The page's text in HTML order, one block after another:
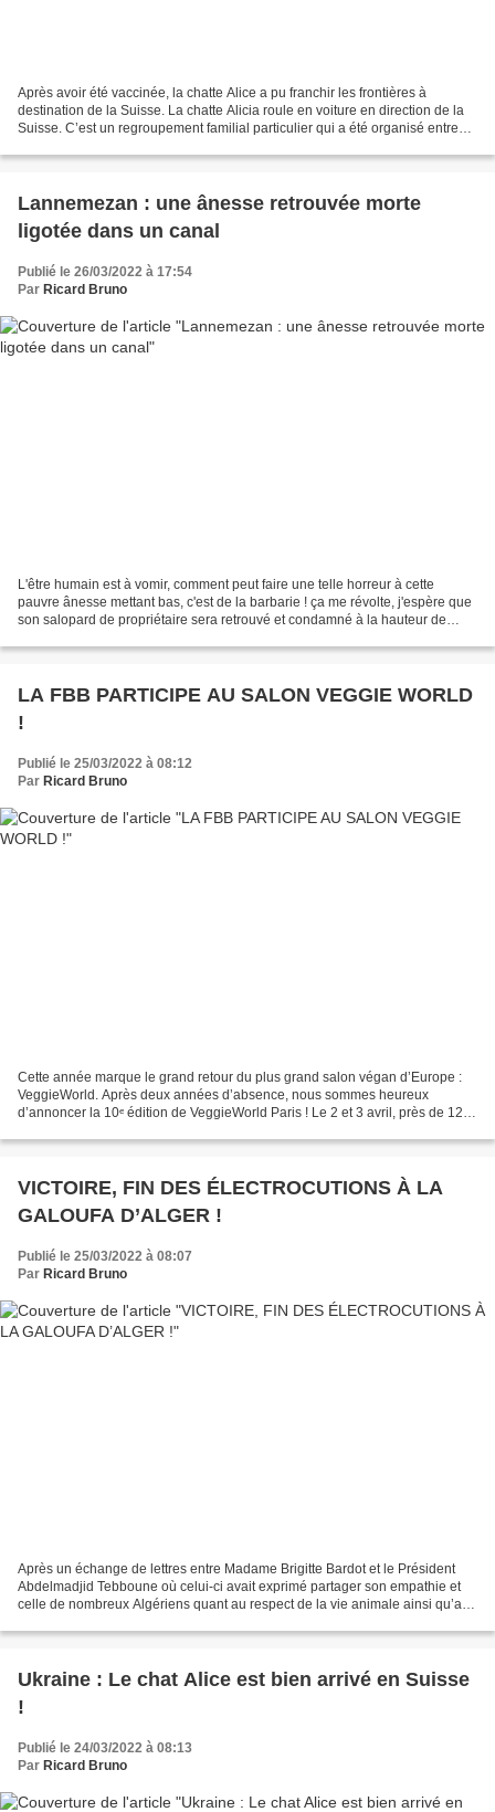
Après avoir été vaccinée, la chatte Alice a pu franchir les frontières à
destination de la Suisse. La chatte Alicia roule en voiture en direction de la
Suisse. C’est un regroupement familial particulier qui a été organisé entre
Lannemezan : une ânesse retrouvée morte
ligotée dans un canal
Publié le 26/03/2022 à 17:54
Par Ricard Bruno
L'être humain est à vomir, comment peut faire une telle horreur à cette
pauvre ânesse mettant bas, c'est de la barbarie ! ça me révolte, j'espère que
son salopard de propriétaire sera retrouvé et condamné à la hauteur de
LA FBB PARTICIPE AU SALON VEGGIE WORLD
!
Publié le 25/03/2022 à 08:12
Par Ricard Bruno
Cette année marque le grand retour du plus grand salon végan d’Europe :
VeggieWorld. Après deux années d’absence, nous sommes heureux
d’annoncer la 10ᵉ édition de VeggieWorld Paris ! Le 2 et 3 avril, près de 120
VICTOIRE, FIN DES ÉLECTROCUTIONS À LA
GALOUFA D’ALGER !
Publié le 25/03/2022 à 08:07
Par Ricard Bruno
Après un échange de lettres entre Madame Brigitte Bardot et le Président
Abdelmadjid Tebboune où celui-ci avait exprimé partager son empathie et
celle de nombreux Algériens quant au respect de la vie animale ainsi qu’au
Ukraine : Le chat Alice est bien arrivé en Suisse
!
Publié le 24/03/2022 à 08:13
Par Ricard Bruno